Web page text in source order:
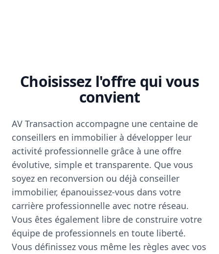
Choisissez l'offre qui vous
convient
AV Transaction accompagne une centaine de
conseillers en immobilier à développer leur
activité professionnelle grâce à une offre
évolutive, simple et transparente. Que vous
soyez en reconversion ou déjà conseiller
immobilier, épanouissez-vous dans votre
carrière professionnelle avec notre réseau.
Vous êtes également libre de construire votre
équipe de professionnels en toute liberté.
Vous définissez vous même les règles avec vos